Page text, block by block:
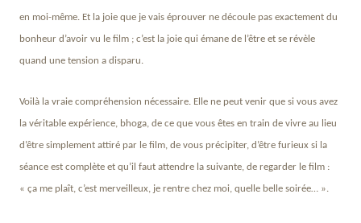
en moi-même. Et la joie que je vais éprouver ne découle pas exactement du
bonheur d’avoir vu le film ; c’est la joie qui émane de l’être et se révèle
quand une tension a disparu.
Voilà la vraie compréhension nécessaire. Elle ne peut venir que si vous avez
la véritable expérience, bhoga, de ce que vous êtes en train de vivre au lieu
d’être simplement attiré par le film, de vous précipiter, d’être furieux si la
séance est complète et qu’il faut attendre la suivante, de regarder le film :
« ça me plaît, c’est merveilleux, je rentre chez moi, quelle belle soirée… ».